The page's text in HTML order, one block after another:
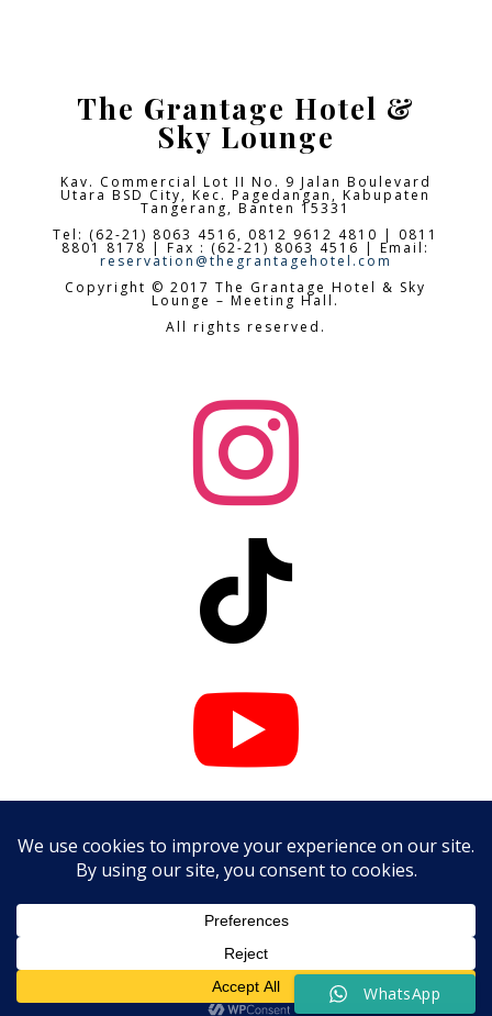
The Grantage Hotel &
Sky Lounge
Kav. Commercial Lot II No. 9 Jalan Boulevard
Utara BSD City,Kec. Pagedangan, Kabupaten
Tangerang, Banten 15331
Tel: (62-21) 8063 4516, 0812 9612 4810 | 0811
8801 8178 | Fax : (62-21) 8063 4516 | Email:
reservation@thegrantagehotel.com
Copyright © 2017 The Grantage Hotel & Sky
Lounge – Meeting Hall.
All rights reserved.




WhatsApp